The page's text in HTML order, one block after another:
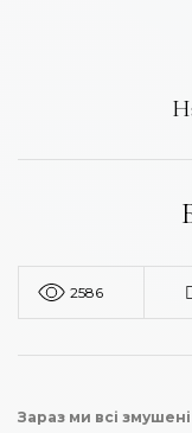
2586
Зараз ми всі